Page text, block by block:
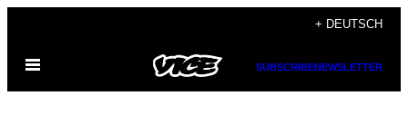
content
+ DEUTSCH
Open
SUBSCRIBENEWSLETTER